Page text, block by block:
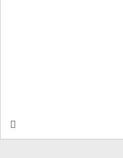
Pause slide rotation